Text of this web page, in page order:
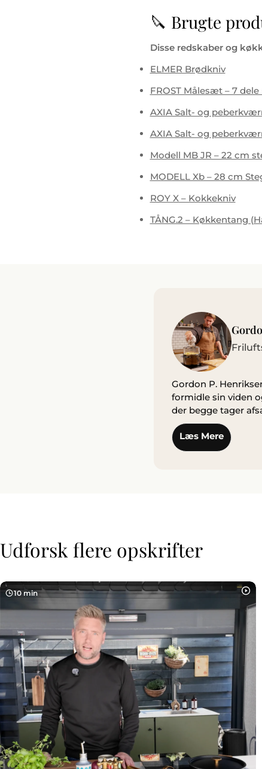
🔪 Brugte
Disse redskaber og
ELMER Brødkniv
FROST Målesæt – 7
AXIA Salt- og
AXIA Salt- og
Modell MB JR – 22 cm
MODELL Xb – 28 cm
ROY X – Kokkekniv
TÅNG.2 – Køkkentang
Gordon P.
formidle sin viden
der begge tager
Læs Mere
Udforsk flere opskrifter
10 min